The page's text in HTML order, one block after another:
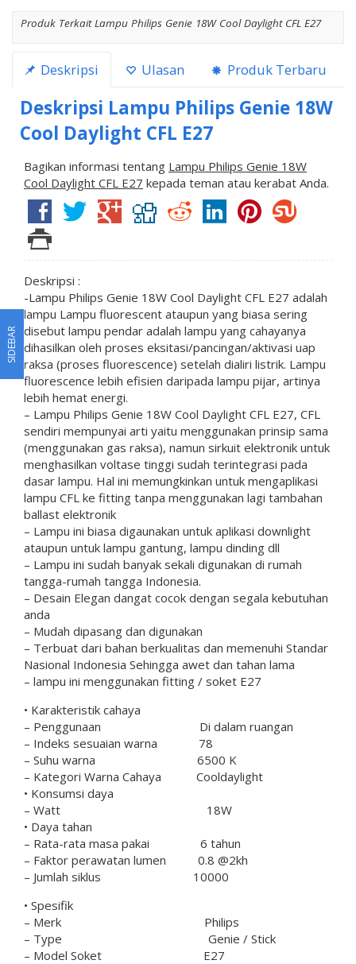
Produk Terkait Lampu Philips Genie 18W Cool Daylight CFL E27
Deskripsi Ulasan Produk Terbaru
Deskripsi Lampu Philips Genie 18W
Cool Daylight CFL E27
Bagikan informasi tentang Lampu Philips Genie 18W
Cool Daylight CFL E27 kepada teman atau kerabat Anda.
Deskripsi :
-Lampu Philips Genie 18W Cool Daylight CFL E27 adalah
lampu Lampu fluorescent ataupun yang biasa sering
disebut lampu pendar adalah lampu yang cahayanya
dihasilkan oleh proses eksitasi/pancingan/aktivasi uap
raksa (proses fluorescence) setelah dialiri listrik. Lampu
fluorescence lebih efisien daripada lampu pijar, artinya
lebih hemat energi.
– Lampu Philips Genie 18W Cool Daylight CFL E27, CFL
sendiri mempunyai arti yaitu menggunakan prinsip sama
(menggunakan gas raksa), namun sirkuit elektronik untuk
menghasilkan voltase tinggi sudah terintegrasi pada
dasar lampu. Hal ini memungkinkan untuk mengaplikasi
lampu CFL ke fitting tanpa menggunakan lagi tambahan
ballast elektronik
– Lampu ini biasa digaunakan untuk aplikasi downlight
ataupun untuk lampu gantung, lampu dinding dll
– Lampu ini sudah banyak sekali digunakan di rumah
tangga-rumah tangga Indonesia.
– Desain Elegan dangat cocok dengan segala kebutuhan
anda
– Mudah dipasang dan digunakan
– Terbuat dari bahan berkualitas dan memenuhi Standar
Nasional Indonesia Sehingga awet dan tahan lama
– lampu ini menggunakan fitting / soket E27
• Karakteristik cahaya
– Penggunaan Di dalam ruangan
– Indeks sesuaian warna 78
– Suhu warna 6500 K
– Kategori Warna Cahaya Cooldaylight
• Konsumsi daya
– Watt 18W
• Daya tahan
– Rata-rata masa pakai 6 tahun
– Faktor perawatan lumen 0.8 @2kh
– Jumlah siklus 10000
• Spesifik
– Merk Philips
– Type Genie / Stick
– Model Soket E27
SIDEBAR